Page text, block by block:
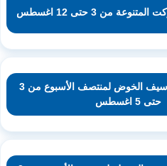
من 3 حتى 12 اغسطس
عروض مارك اند سيف الخوض لمنتصف الأسبوع من 3
حتى 5 اغسطس